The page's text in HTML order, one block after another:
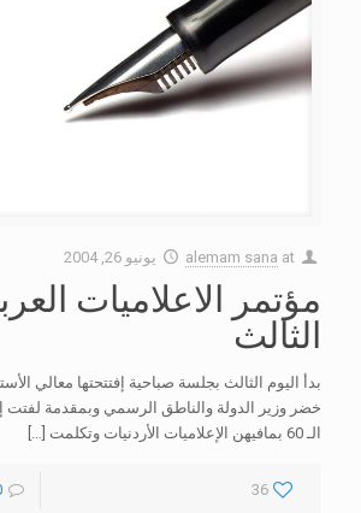
alemam sana at يونيو 26, 2004
مؤتمر الاعلاميات
الثالث
بدأ اليوم الثالث بجلسة صباحية إفتتحتها معالي
خضر وزير الدولة والناطق الرسمي وبمقدمة لفتت
الـ 60 بمافيهن الإعلاميات الأردنيات وتكلمت
[…]
36